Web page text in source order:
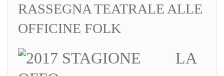
RASSEGNA TEATRALE ALLE
OFFICINE FOLK
LA